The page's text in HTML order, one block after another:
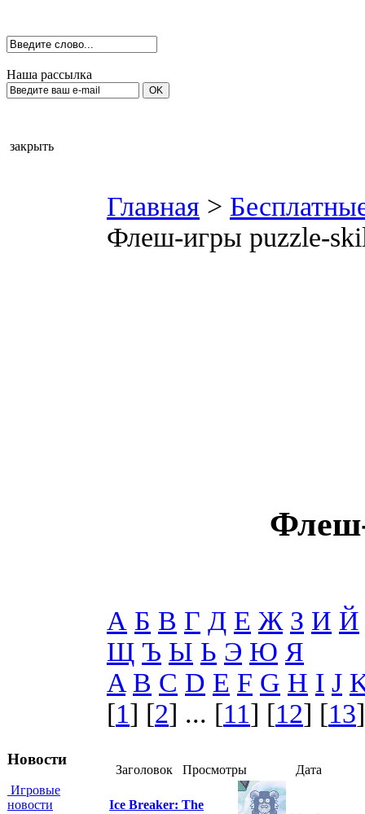
Наша рассылка
закрыть
Новости
Игровые
новости
Главная >
Флеш-игры puzzle-
А Б В Г Д Е Ж З И Й
Щ Ъ Ы Ь Э Ю Я
A B C D E F G H I J
[1] [2] ... [11] [12] [13
Заголовок Просмотры Дата
Ice Breaker: The